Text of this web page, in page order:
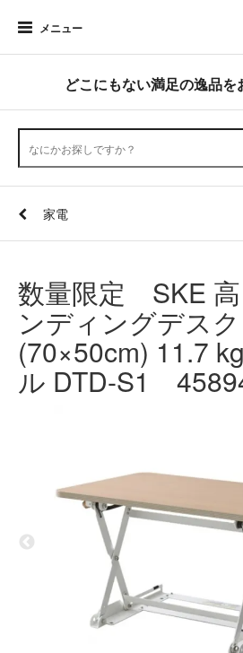
メニュー
どこにもない満足の逸品を
家電
数量限定 SKE 高
ンディングデス
(70×50cm) 11.7
ル DTD-S1